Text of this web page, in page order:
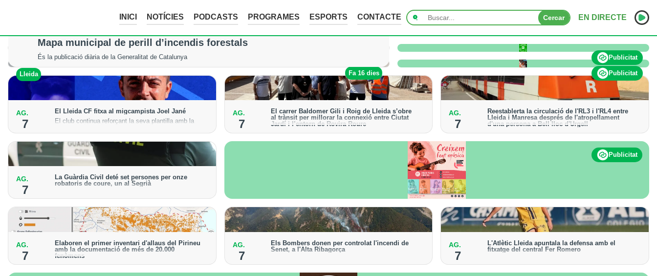
INICI NOTÍCIES PODCASTS PROGRAMES ESPORTS CONTACTE Cercar EN DIRECTE
INICI
NOTÍCIES
PODCASTS
PROGRAMES
ESPORTS
CONTACTE
La tempesta d’aquesta nit deixa pedregades de fins a 7 cm a Raimat, però la verema no pateix afectacions significatives
Tot i els xàfecs i la calamarsa, els cultius del Segrià, la Noguera i l’Urgell no han sofert danys
Publicitat
Lleida Fa 16 dies
Mapa municipal de perill d’incendis forestals
És la publicació diària de la Generalitat de Catalunya
Publicitat
AG.
7
El Lleida CF fitxa al migcampista Joel Jané
El club continua reforçant la seva plantilla amb la
2026-27
AG.
7
El carrer Baldomer Gili i Roig de Lleida s’obre
al trànsit per millorar la connexió entre Ciutat
Jardí i l’entorn de Rovira Roure
S’ha urbanitzat un tram de 135 metres, que incorpora
voreres accessibles, arbrat i renovació dels serveis
AG.
7
Reestablerta la circulació de l'RL3 i l'RL4 entre
Lleida i Manresa després de l'atropellament
d'una persona a Bell-lloc d'Urgell
Els trens aniran recuperant la freqüència de pas
habitual de forma progressiva
AG.
7
La Guàrdia Civil deté set persones per onze
robatoris de coure, un al Segrià
d'Aragó i Catalunya i en plantes fotovoltaiques de
Castella-la Manxa
Publicitat
AG.
7
Elaboren el primer inventari d'allaus del Pirineu
amb la documentació de més de 20.000
fenòmens
Obra de l'Institut Cartogràfic i Geològic de Catalunya,
amb dades a partir del 1427
AG.
7
Els Bombers donen per controlat l'incendi de
Senet, a l'Alta Ribagorça
mitjans aeris per detectar possibles punts calents
AG.
7
L'Atlètic Lleida apuntala la defensa amb el
fitxatge del central Fer Romero
Abreu